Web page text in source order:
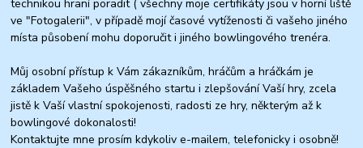
technikou hraní poradit ( všechny moje certifikáty jsou v horní liště
ve "Fotogalerii", v případě mojí časové vytíženosti či vašeho jiného
místa působení mohu doporučit i jiného bowlingového trenéra.
Můj osobní přístup k Vám zákazníkům, hráčům a hráčkám je
základem Vašeho úspěšného startu i zlepšování Vaší hry, zcela
jistě k Vaší vlastní spokojenosti, radosti ze hry, některým až k
bowlingové dokonalosti!
Kontaktujte mne prosím kdykoliv e-mailem, telefonicky i osobně!